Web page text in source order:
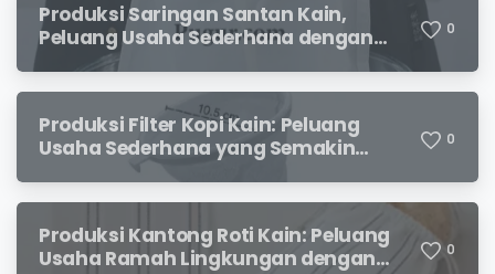
Produksi Saringan Santan Kain,
Peluang Usaha Sederhana dengan
Permintaan yang Terus Meningkat
0
Produksi Filter Kopi Kain: Peluang
Usaha Sederhana yang Semakin
Diminati Pecinta Kopi
0
Produksi Kantong Roti Kain: Peluang
Usaha Ramah Lingkungan dengan
0